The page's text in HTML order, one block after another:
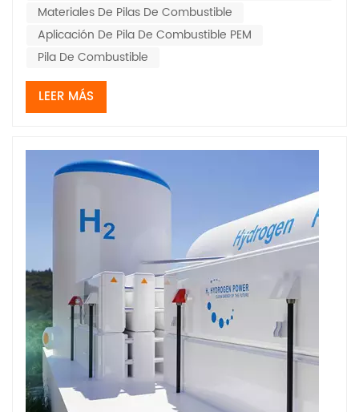
Materiales De Pilas De Combustible
Aplicación De Pila De Combustible PEM
Pila De Combustible
LEER MÁS